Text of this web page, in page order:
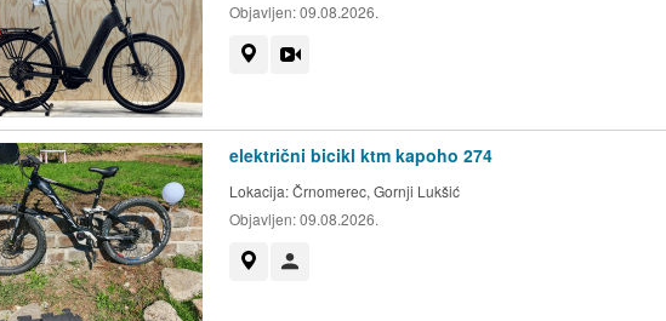
Objavljen:09.08.2026.
električni bicikl ktm kapoho 274
Lokacija:Črnomerec, Gornji Lukšić
Objavljen:09.08.2026.